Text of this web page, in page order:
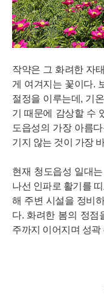
작약은 그 화려한 자
게 여겨지는 꽃이다.
절정을 이루는데, 기
기 때문에 감상할 수
도읍성의 가장 아름
기지 않는 것이 가장
현재 청도읍성 일대
나선 인파로 활기를
해 주변 시설을 정비
다. 화려한 봄의 정점
주까지 이어지며 성